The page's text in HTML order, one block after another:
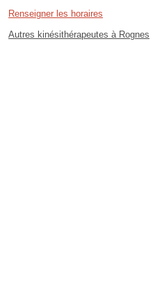
Renseigner les horaires
Autres kinésithérapeutes à Rognes